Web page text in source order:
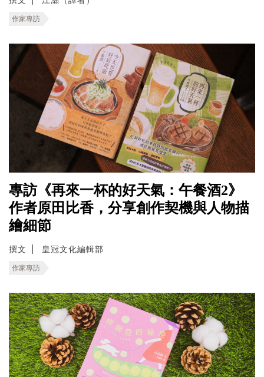
作家專訪
專訪《再來一杯的好天氣：午餐酒2》
作者原田比香，分享創作契機與人物描
繪細節
撰文 皇冠文化編輯部
作家專訪